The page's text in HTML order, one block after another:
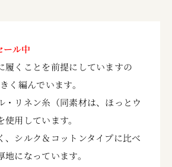
ール中
履くことを前提にしていますの
く編んでいます。
・リネン糸（同素材は、ほっとウ
用しています。
、シルク＆コットンタイプに比べ
になっています。